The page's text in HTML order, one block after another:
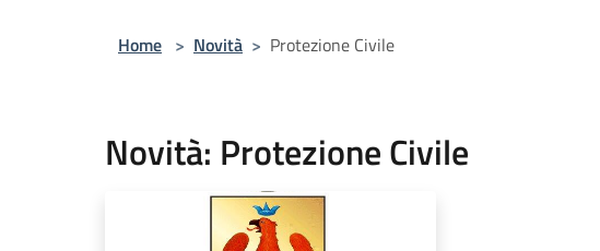
Home > Novità > Protezione Civile
Novità: Protezione Civile